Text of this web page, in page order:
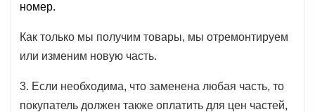
номер.
Как только мы получим товары, мы отремонтируем
или изменим новую часть.
3. Если необходима, что заменена любая часть, то
покупатель должен также оплатить для цен частей,